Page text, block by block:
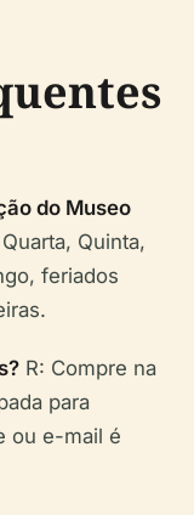
do Museo
Quinta,
feriados
R: Compre na
para
ou e-mail é